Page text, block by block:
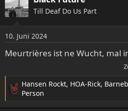
k
t
n
e
n
Till Deaf Do Us Part
10. Juni 2024
Meurtrières ist ne Wucht, mal
R
Hansen Rockt, HOA-Rick,
Person